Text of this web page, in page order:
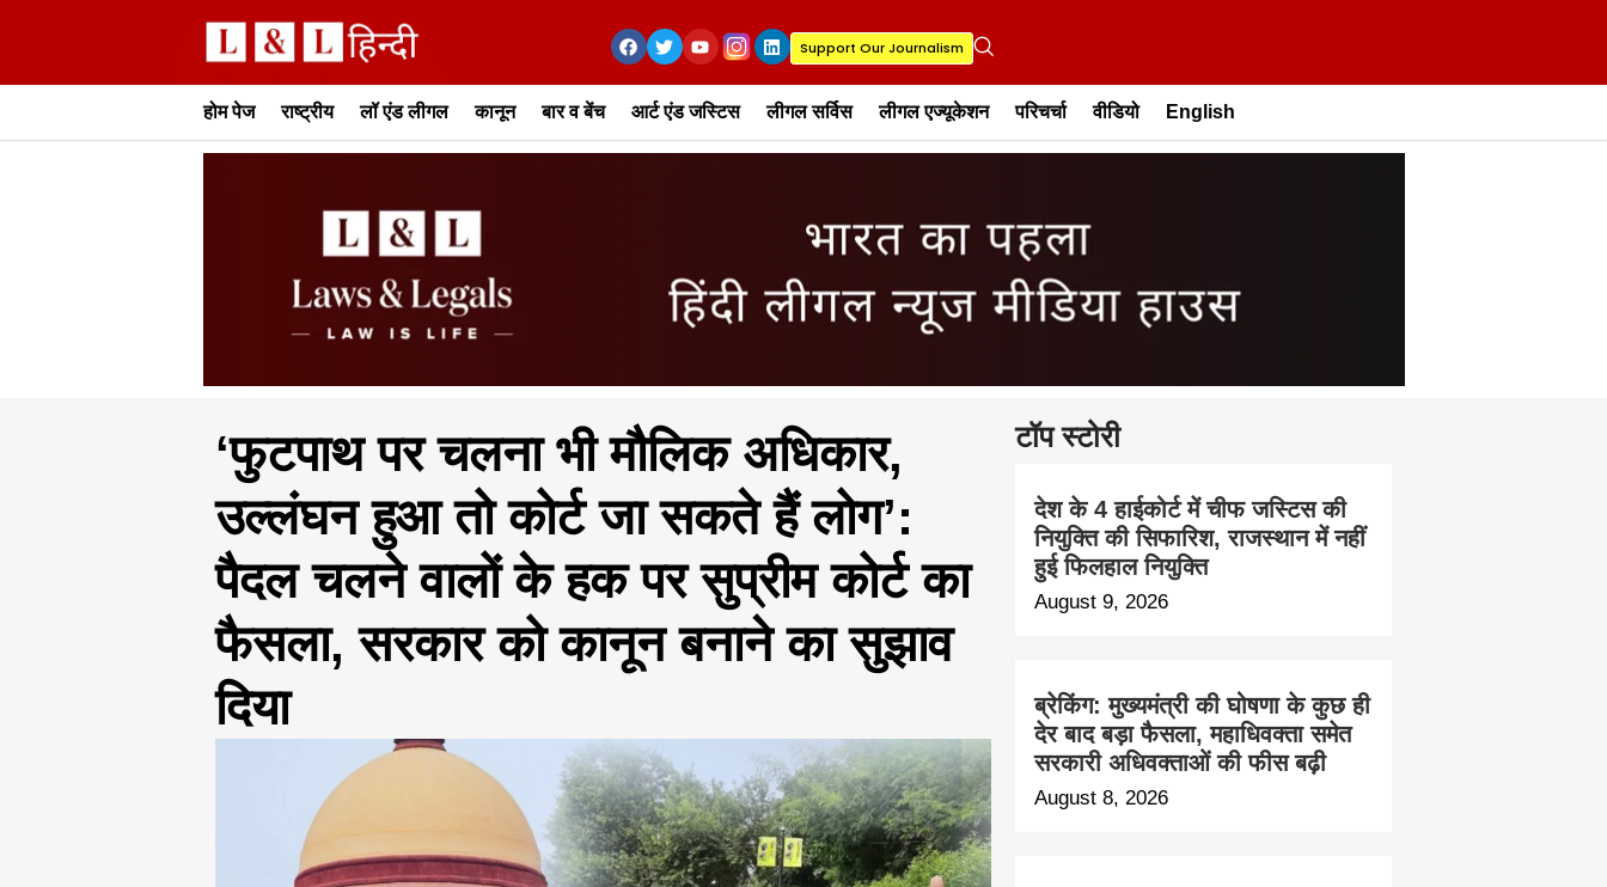
Support Our Journalism
होम पेज राष्ट्रीय लॉ एंड लीगल कानून बार व बेंच आर्ट एंड जस्टिस लीगल सर्विस लीगल एज्यूकेशन परिचर्चा वीडियो English
टॉप स्टोरी
देश के 4 हाईकोर्ट में चीफ जस्टिस की
नियुक्ति की सिफारिश, राजस्थान में नहीं
हुई फिलहाल नियुक्ति
August 9, 2026
ब्रेकिंग: मुख्यमंत्री की घोषणा के कुछ ही
देर बाद बड़ा फैसला, महाधिवक्ता समेत
सरकारी अधिवक्ताओं की फीस बढ़ी
August 8, 2026
‘फुटपाथ पर चलना भी मौलिक अधिकार,
उल्लंघन हुआ तो कोर्ट जा सकते हैं लोग’:
पैदल चलने वालों के हक पर सुप्रीम कोर्ट का
फैसला, सरकार को कानून बनाने का सुझाव
दिया